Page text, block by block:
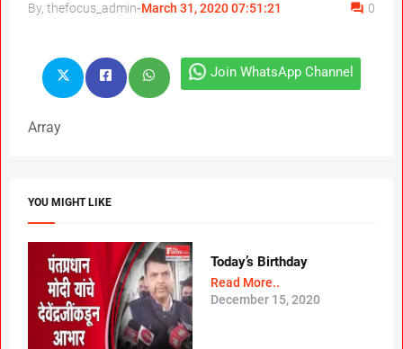
By, thefocus_admin-March 31, 2020 07:51:21 0
Join WhatsApp Channel
Array
YOU MIGHT LIKE
Today’s Birthday
Read More..
December 15, 2020